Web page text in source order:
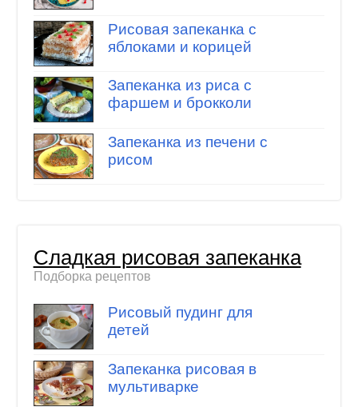
Рисовая запеканка с
яблоками и корицей
Запеканка из риса с
фаршем и брокколи
Запеканка из печени с
рисом
Сладкая рисовая запеканка
Подборка рецептов
Рисовый пудинг для
детей
Запеканка рисовая в
мультиварке